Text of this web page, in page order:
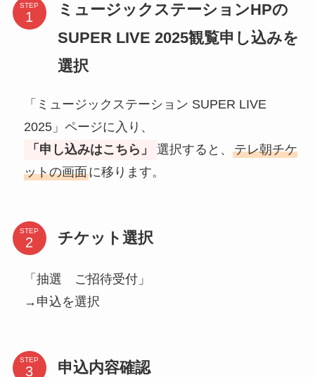
STEP
ミュージックステーションHPの
SUPER LIVE 2025観覧申し込みを
選択
「ミュージックステーション SUPER LIVE
2025」ページに入り、
「申し込みはこちら」
選択すると、 テレ朝チケ
ットの画面に移ります。
STEP チケット選択
「抽選 ご招待受付」
→申込を選択
STEP 申込内容確認